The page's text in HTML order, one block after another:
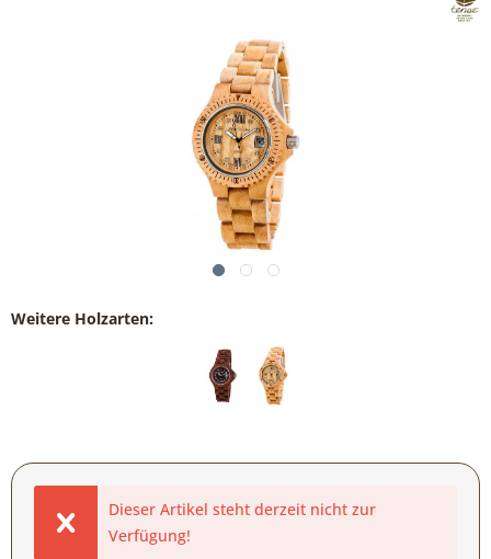
Weitere Holzarten:
Dieser Artikel steht derzeit nicht zur
Verfügung!